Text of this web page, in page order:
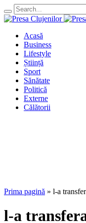
Acasă
Business
Lifestyle
Știință
Sport
Sănătate
Politică
Externe
Călătorii
Prima pagină » l-a
l-a